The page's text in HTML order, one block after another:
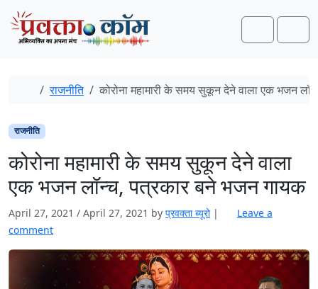
Skip to content
Skip to footer
Search
Home
राजनीति कोरोना महामारी के समय सुकून देने वाला एक भजन
राजनीति
कोरोना महामारी के समय सुकून देने वाला
एक भजन लॉन्च, पत्रकार बने भजन गायक
April 27, 2021 / April 27, 2021 by प्रवक्‍ता ब्यूरो |
Leave a
comment